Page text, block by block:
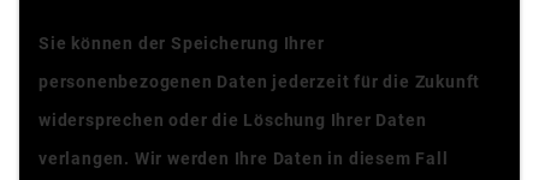
Sie können der Speicherung Ihrer
personenbezogenen Daten jederzeit für die Zukunft
widersprechen oder die Löschung Ihrer Daten
verlangen. Wir werden Ihre Daten in diesem Fall